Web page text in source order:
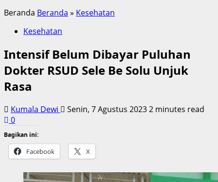
Beranda Beranda » Kesehatan
Kesehatan
Intensif Belum Dibayar Puluhan
Dokter RSUD Sele Be Solu Unjuk
Rasa
Kumala Dewi Senin, 7 Agustus 20232 minutes read
0
Bagikan ini:
Facebook X